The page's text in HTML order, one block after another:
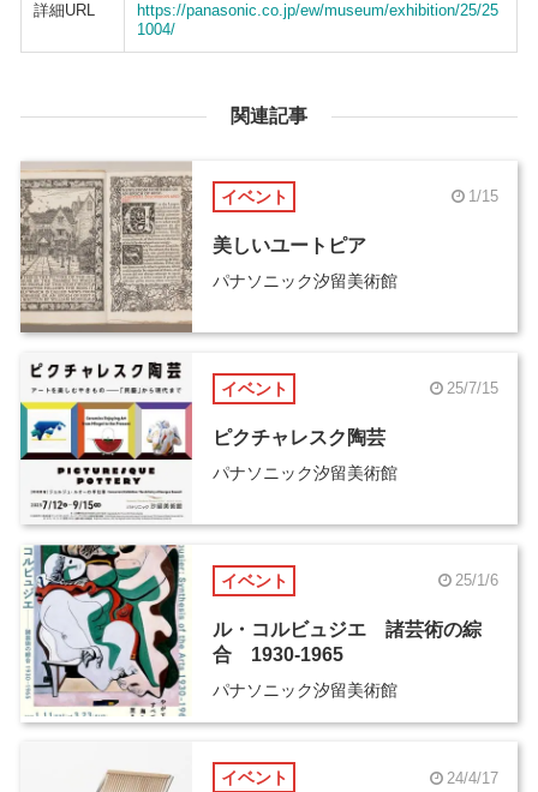
詳細URL
https://panasonic.co.jp/ew/museum/exhibition/25/25
1004/
関連記事
イベント 1/15
美しいユートピア
パナソニック汐留美術館
イベント 25/7/15
ピクチャレスク陶芸
パナソニック汐留美術館
イベント 25/1/6
ル・コルビュジエ 諸芸術の綜
合 1930-1965
パナソニック汐留美術館
イベント 24/4/17